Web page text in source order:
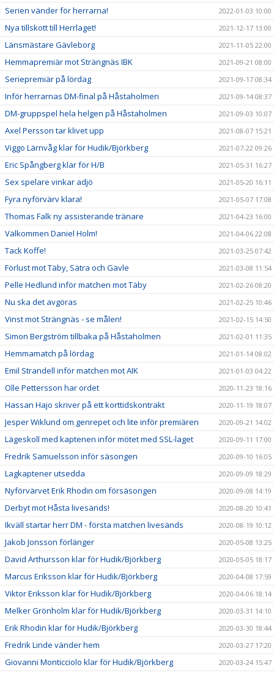
Serien vänder för herrarna! 2022-01-03 10:00
Nya tillskott till Herrlaget! 2021-12-17 13:00
Länsmästare Gävleborg 2021-11-05 22:00
Hemmapremiär mot Strängnäs IBK 2021-09-21 08:00
Seriepremiär på lördag 2021-09-17 08:34
Inför herrarnas DM-final på Håstaholmen 2021-09-14 08:37
DM-gruppspel hela helgen på Håstaholmen 2021-09-03 10:07
Axel Persson tar klivet upp 2021-08-07 15:21
Viggo Lärnvåg klar för Hudik/Björkberg 2021-07-22 09:26
Eric Spångberg klar för H/B 2021-05-31 16:27
Sex spelare vinkar adjö 2021-05-20 16:11
Fyra nyförvärv klara! 2021-05-07 17:08
Thomas Falk ny assisterande tränare 2021-04-23 16:00
Välkommen Daniel Holm! 2021-04-06 22:08
Tack Koffe! 2021-03-25 07:42
Förlust mot Täby, Sätra och Gävle 2021-03-08 11:54
Pelle Hedlund inför matchen mot Täby 2021-02-26 08:20
Nu ska det avgöras 2021-02-25 10:46
Vinst mot Strängnäs - se målen! 2021-02-15 14:50
Simon Bergström tillbaka på Håstaholmen 2021-02-01 11:35
Hemmamatch på lördag 2021-01-14 08:02
Emil Strandell inför matchen mot AIK 2021-01-03 04:22
Olle Pettersson har ordet 2020-11-23 18:16
Hassan Hajo skriver på ett korttidskontrakt 2020-11-19 18:07
Jesper Wiklund om genrepet och lite inför premiären 2020-09-21 14:02
Lägeskoll med kaptenen inför mötet med SSL-laget 2020-09-11 17:00
Fredrik Samuelsson inför säsongen 2020-09-10 16:05
Lagkaptener utsedda 2020-09-09 18:29
Nyförvärvet Erik Rhodin om försäsongen 2020-09-08 14:19
Derbyt mot Håsta livesänds! 2020-08-20 10:41
Ikväll startar herr DM - första matchen livesänds 2020-08-19 10:12
Jakob Jonsson förlänger 2020-05-08 13:25
David Arthursson klar för Hudik/Björkberg 2020-05-05 18:17
Marcus Eriksson klar för Hudik/Björkberg 2020-04-08 17:59
Viktor Eriksson klar för Hudik/Björkberg 2020-04-06 18:14
Melker Grönholm klar för Hudik/Björkberg 2020-03-31 14:10
Erik Rhodin klar för Hudik/Björkberg 2020-03-30 18:44
Fredrik Linde vänder hem 2020-03-27 17:20
Giovanni Monticciolo klar för Hudik/Björkberg 2020-03-24 15:47